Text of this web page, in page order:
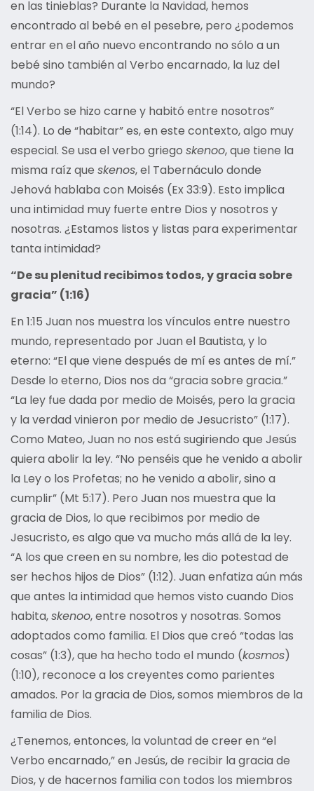
en las tinieblas? Durante la Navidad, hemos
encontrado al bebé en el pesebre, pero ¿podemos
entrar en el año nuevo encontrando no sólo a un
bebé sino también al Verbo encarnado, la luz del
mundo?
“El Verbo se hizo carne y habitó entre nosotros”
(1:14). Lo de “habitar” es, en este contexto, algo muy
especial. Se usa el verbo griego skenoo, que tiene la
misma raíz que skenos, el Tabernáculo donde
Jehová hablaba con Moisés (Ex 33:9). Esto implica
una intimidad muy fuerte entre Dios y nosotros y
nosotras. ¿Estamos listos y listas para experimentar
tanta intimidad?
“De su plenitud recibimos todos, y gracia sobre
gracia” (1:16)
En 1:15 Juan nos muestra los vínculos entre nuestro
mundo, representado por Juan el Bautista, y lo
eterno: “El que viene después de mí es antes de mí.”
Desde lo eterno, Dios nos da “gracia sobre gracia.”
“La ley fue dada por medio de Moisés, pero la gracia
y la verdad vinieron por medio de Jesucristo” (1:17).
Como Mateo, Juan no nos está sugiriendo que Jesús
quiera abolir la ley. “No penséis que he venido a abolir
la Ley o los Profetas; no he venido a abolir, sino a
cumplir” (Mt 5:17). Pero Juan nos muestra que la
gracia de Dios, lo que recibimos por medio de
Jesucristo, es algo que va mucho más allá de la ley.
“A los que creen en su nombre, les dio potestad de
ser hechos hijos de Dios” (1:12). Juan enfatiza aún más
que antes la intimidad que hemos visto cuando Dios
habita,skenoo, entre nosotros y nosotras. Somos
adoptados como familia. El Dios que creó “todas las
cosas” (1:3), que ha hecho todo el mundo (kosmos)
(1:10), reconoce a los creyentes como parientes
amados. Por la gracia de Dios, somos miembros de la
familia de Dios.
¿Tenemos, entonces, la voluntad de creer en “el
Verbo encarnado,” en Jesús, de recibir la gracia de
Dios, y de hacernos familia con todos los miembros